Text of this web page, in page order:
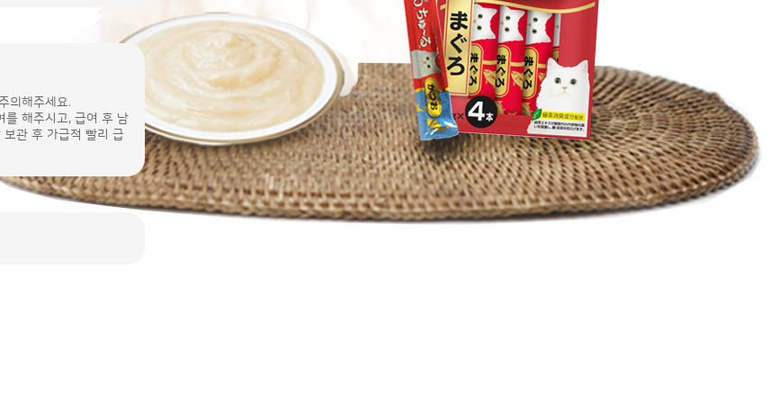
의해주세요.
를 해주시고, 급여 후 남
관 후 가급적 빨리 급